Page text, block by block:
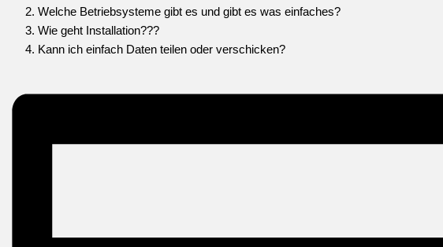
Welche Betriebsysteme gibt es und gibt es was einfaches?
Wie geht Installation???
Kann ich einfach Daten teilen oder verschicken?